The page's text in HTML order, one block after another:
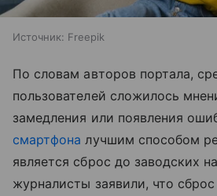
Источник: Freepik
По словам авторов портала,
пользователей сложилось
замедления или появления
смартфона лучшим способом
является сброс до заводских
журналисты заявили, что